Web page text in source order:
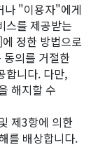
나 "이용자"에게
스를 제공받는
정한 방법으로
의를 거절한
합니다. 다만,
해지할 수
제3항에 의한
를 배상합니다.